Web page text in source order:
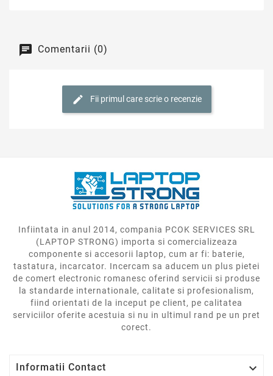
Comentarii (0)
Fii primul care scrie o recenzie
Infiintata in anul 2014, compania PCOK SERVICES SRL
(LAPTOP STRONG) importa si comercializeaza
componente si accesorii laptop, cum ar fi: baterie,
tastatura, incarcator. Incercam sa aducem un plus pietei
de comert electronic romanesc oferind servicii si produse
la standarde internationale, calitate si profesionalism,
fiind orientati de la inceput pe client, pe calitatea
serviciilor oferite acestuia si nu in ultimul rand pe un pret
corect.
Informatii Contact 